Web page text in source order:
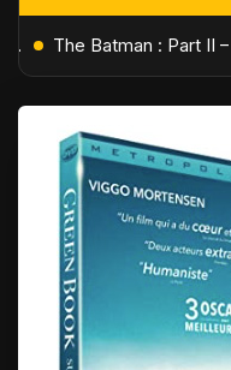
L'Âge de Glace : Le Réveil du Volcan – Manny, Sid et Diego de retour pour une aventure explosive